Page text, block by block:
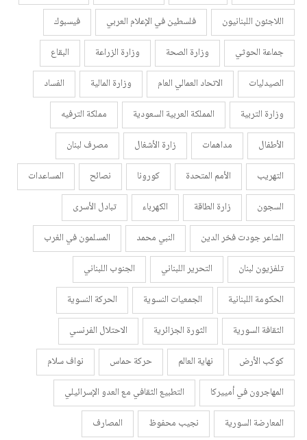
اللاجئون اللبنانيون
فلسطين في الإعلام العربي
فيسبوك
جماعة الحوثي
وزارة الصحة وزارة الزراعة
البقاع
الصيدليات
الاتحاد العمالي العام وزارة المالية
الفساد
وزارة التربية
المملكة العربية السعودية
مملكة الترفيه
الأطفال
مداهمات زارة الأشغال
مصرف لبنان
التهريب
الأمم المتحدة كورونا نصائح
المساعدات
السجون
زارة الطاقة الكهرباء
تبادل الأسرى
الشاعر جودت فخر الدين
النبي محمد
المسلمون في الغرب
تلفزيون لبنان
التحرير اللبناني
الجنوب اللبناني
الحكومة اللبنانية
الجمعيات النسوية
الحركة النسوية
الثقافة السورية
الثورة الجزائرية
الاحتلال الفرنسي
كوكب الأرض
نهاية العالم حركة حماس
نواف سلام
المهاجرون في أمييركا
التطبيع الثقافي مع العدو الإسرائيلي
المعارضة السورية
نجيب محفوظ المصارف